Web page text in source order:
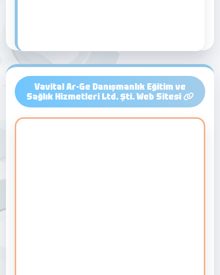
Vavital Ar-Ge Danışmanlık Eğitim ve
Sağlık Hizmetleri Ltd. Şti. Web Sitesi